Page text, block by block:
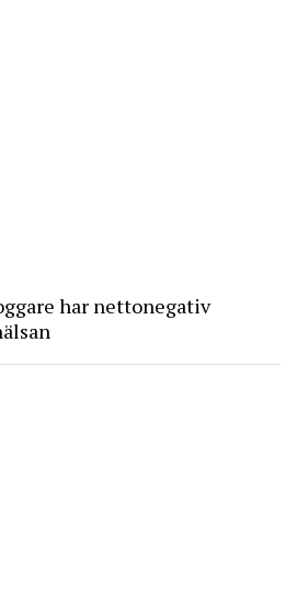
har nettonegativ